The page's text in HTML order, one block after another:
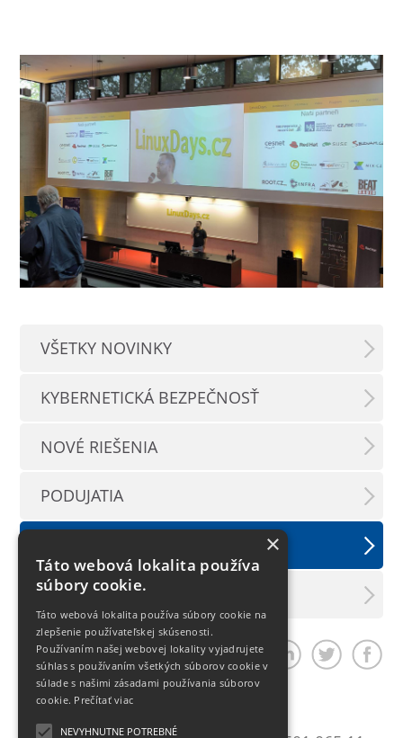
VŠETKY NOVINKY
KYBERNETICKÁ BEZPEČNOSŤ
NOVÉ RIEŠENIA
PODUJATIA
LX INFORMAČNÝ SERVIS
Zdieľať článok
Bratislava
×
Táto webová lokalita používa
súbory cookie.
Táto webová lokalita používa súbory cookie na
zlepšenie používateľskej skúsenosti.
Používaním našej webovej lokality vyjadrujete
súhlas s používaním všetkých súborov cookie v
súlade s našimi zásadami používania súborov
cookie. Prečítať viac
NEVYHNUTNE POTREBNÉ